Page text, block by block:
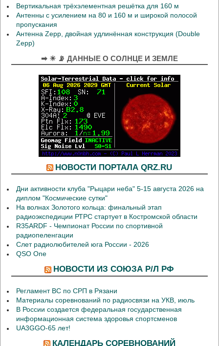
Вертикальная трёхэлементная решётка для 160 м
Антенны с усилением на 80 и 160 м и широкой полосой
пропускания
Антенна Zepp, двойная удлинённая конструкция (Double
Zepp)
➡ ☀ 📡 ДАННЫЕ О СОЛНЦЕ И ЗЕМЛЕ
НОВОСТИ ПОРТАЛА QRZ.RU
Дни активности клуба "Рыцари неба" 5-15 августа 2026 на
диплом "Космические сутки"
На волнах Золотого кольца: финальный этап
радиоэкспедиции РТРС стартует в Костромской области
R35ARDF - Чемпионат России по спортивной
радиопеленгации
Слет радиолюбителей юга России - 2026
QSO One
НОВОСТИ ИЗ СОЮЗА Р/Л РФ
Регламент ВС по СРП в Рязани
Материалы соревнований по радиосвязи на УКВ, июль
В России создается федеральная государственная
информационная система здоровья спортсменов
UA3GGO-65 лет!
КАЛЕНДАРЬ СОРЕВНОВАНИЙ